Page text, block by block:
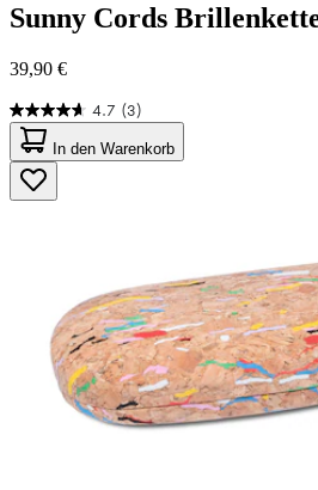
Sunny Cords
39,90 €
4.7 (3)
4.7
von
5
Sternen.
3
In den Warenkorb